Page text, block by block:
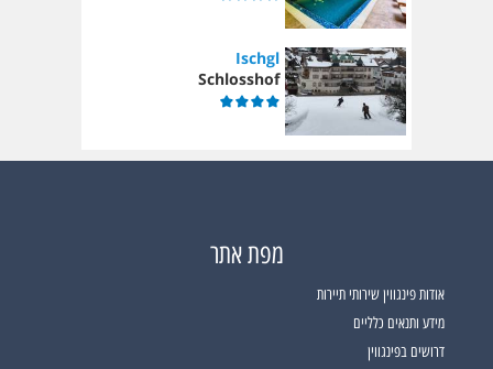
Ischgl
Schlosshof
מפת אתר
אודות פינגווין שירותי תיירות
מידע ותנאים כלליים
דרושים בפינגווין